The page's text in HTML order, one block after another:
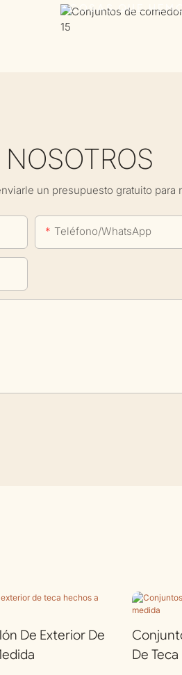
COSAS QUE
un presupuesto gratuito para
Teléfono/WhatsApp
De Exterior De
De